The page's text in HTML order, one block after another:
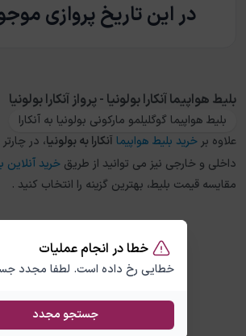
خطا در انجام عملیات
خطایی رخ داده است. لطفا مجدد
جستجو مجدد
در این تاریخ پروازی
بلیط هواپیما آنکارا بولونیا - پرواز آنکارا بولونیا
بلیط هواپیما گوگلیلمو مارکونی بولونیا به آنکارا
علاوه بر خرید بلیط هواپیما آنکارابهبولونیا
داخلی و خارجی نیز می توانید از طریق خرید آنلاین
مقایسه قیمت بلیط، بهترین گزینه را انتخاب کنید .